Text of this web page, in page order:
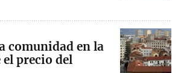
comunidad en la
el precio del